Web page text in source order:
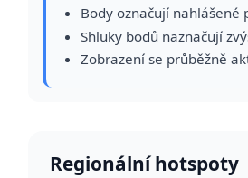
Body označují nahlášené
Shluky bodů naznačují
Zobrazení se průběžně
Regionální hotspoty